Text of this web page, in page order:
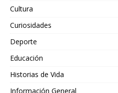
Cultura
Curiosidades
Deporte
Educación
Historias de Vida
Información General